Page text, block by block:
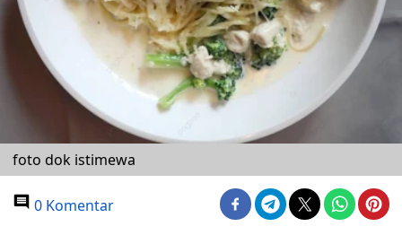
foto dok istimewa
0 Komentar